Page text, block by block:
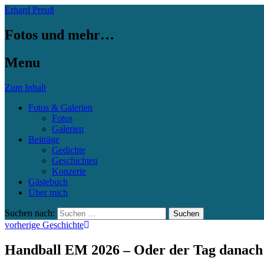
Erhard Preuß
Fotos und mehr…
Menu
Zum Inhalt
Fotos & Galerien
Fotos
Galerien
Beiträge
Gedichte
Geschichten
Konzerte
Gästebuch
Über mich
Suchen nach:
vorherige Geschichte
Handball EM 2026 – Oder der Tag